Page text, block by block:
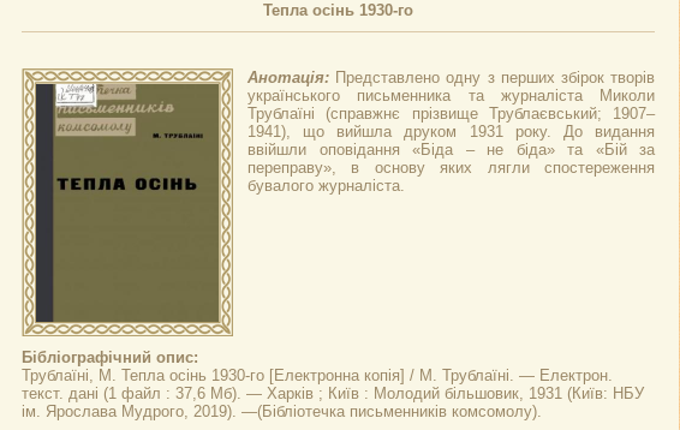
Тепла осінь 1930-го
Анотація: Представлено одну з перших збірок творів
українського письменника та журналіста Миколи
Трублаїні (справжнє прізвище Трублаєвський; 1907–
1941), що вийшла друком 1931 року. До видання
ввійшли оповідання «Біда – не біда» та «Бій за
переправу», в основу яких лягли спостереження
бувалого журналіста.
Бібліографічний опис:
Трублаїні, М. Тепла осінь 1930-го [Електронна копія] / М. Трублаїні. — Електрон.
текст. дані (1 файл : 37,6 Мб). — Харків ; Київ : Молодий більшовик, 1931 (Київ: НБУ
ім. Ярослава Мудрого, 2019). —(Бібліотечка письменників комсомолу).